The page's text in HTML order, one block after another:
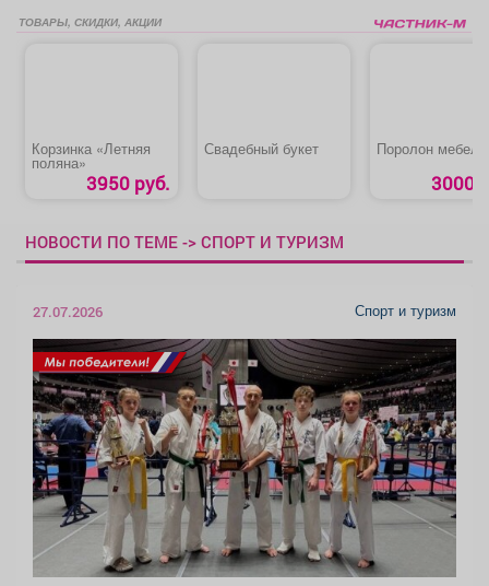
ТОВАРЫ, СКИДКИ, АКЦИИ
Корзинка «Летняя
поляна»
3950 руб.
Свадебный букет Поролон
3000
НОВОСТИ ПО ТЕМЕ -> СПОРТ И ТУРИЗМ
27.07.2026 Спорт и туризм